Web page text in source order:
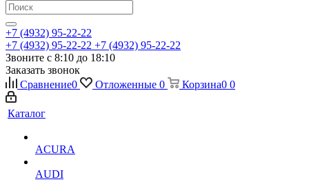
+7 (4932) 95-22-22
+7 (4932) 95-22-22 +7 (4932) 95-22-22
Звоните с 8:10 до 18:10
Заказать звонок
Сравнение0 Отложенные 0 Корзина0 0
Каталог
ACURA
AUDI